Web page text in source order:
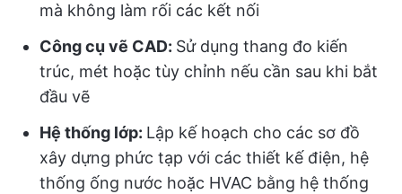
mà không làm rối các kết nối
Công cụ vẽ CAD: Sử dụng thang đo kiến
trúc, mét hoặc tùy chỉnh nếu cần sau khi bắt
đầu vẽ
Hệ thống lớp: Lập kế hoạch cho các sơ đồ
xây dựng phức tạp với các thiết kế điện, hệ
thống ống nước hoặc HVAC bằng hệ thống